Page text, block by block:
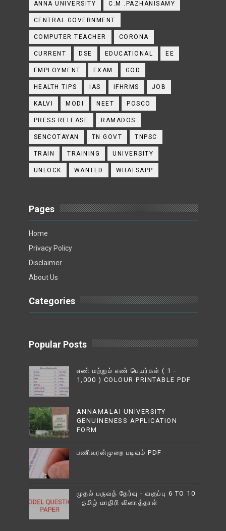
ANNA UNIVERSITY C.M .PAZHANISAMY
CENTRAL GOVERNMENT
COMPUTER TEACHER CORONA
CURRENT DSE EDUCATIONAL EE
EMPLOYMENT EXAM GOD
HEALTH TIPS IAS IFHRMS JOB
KALVI MODI NEET POSCO
PRESS RELEASE RAMADOS
SENCOTAYAN TN GOVT TNPSC
TRAIN TRAINING UNIVERSITY
UNLOCK WANTED WHATSAPP
Pages
Home
Privacy Policy
Disclaimer
About Us
Categories
Popular Posts
எண் மற்றும் எண் பெயர்கள் ( 1 -
1,000 ) COLOUR PRINTABLE PDF
ANNAMALAI UNIVERSITY
GENUINENESS APPLICATION
FORM
பணிவரன்முறை படிவம் PDF
முதல் பருவத் தேர்வு - வகுப்பு 6 TO 10
- தமிழ் மாதிரி வினாத்தாள்